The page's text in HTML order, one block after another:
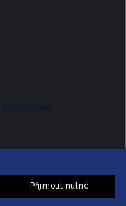
Přijmout nutné